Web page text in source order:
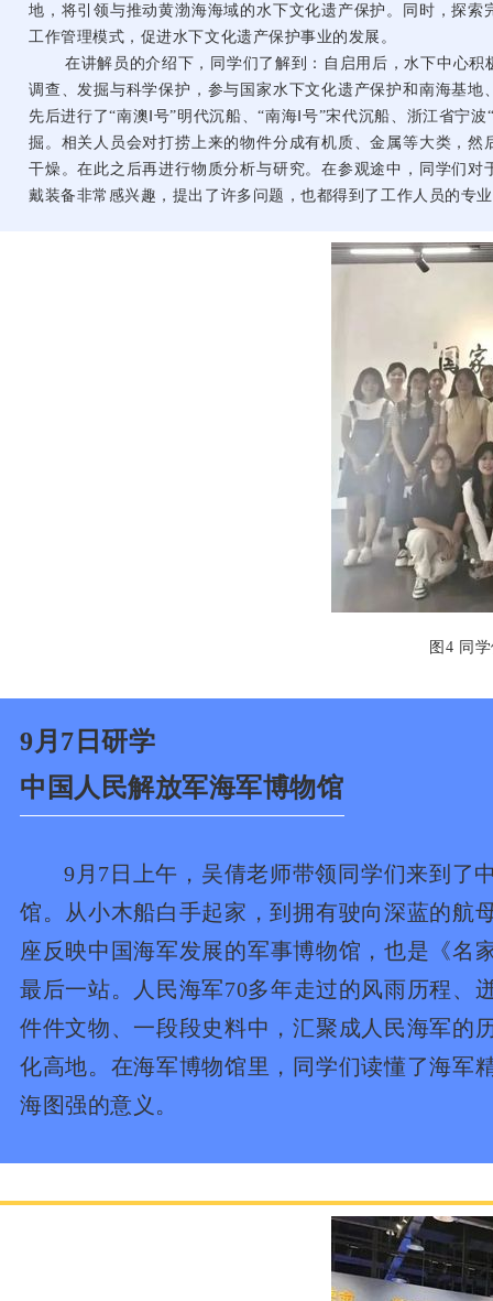
地，将引领与推动黄渤海海域的水下文化遗产保护。同时，探索
工作管理模式，促进水下文化遗产保护事业的发展。
在讲解员的介绍下，同学们了解到：自启用后，水下中心积
调查、发掘与科学保护，参与国家水下文化遗产保护和南海基地
先后进行了“南澳Ⅰ号”明代沉船、“南海Ⅰ号”宋代沉船、浙江省宁
掘。相关人员会对打捞上来的物件分成有机质、金属等大类，然
干燥。在此之后再进行物质分析与研究。在参观途中，同学们对
戴装备非常感兴趣，提出了许多问题，也都得到了工作人员的专
图4 同
9月7日研学
中国人民解放军海军博物馆
9月7日上午，吴倩老师带领同学们来到了
馆。从小木船白手起家，到拥有驶向深蓝的航
座反映中国海军发展的军事博物馆，也是《
最后一站。人民海军70多年走过的风雨历程、
件件文物、一段段史料中，汇聚成人民海军的
化高地。在海军博物馆里，同学们读懂了海军
海图强的意义。